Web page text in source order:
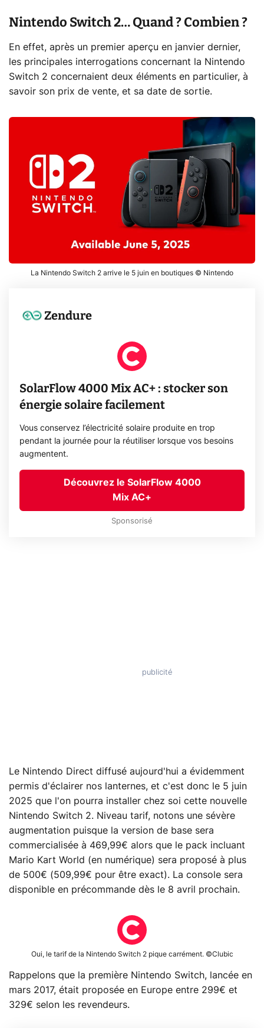
Nintendo Switch 2… Quand ? Combien ?
En effet, après un premier aperçu en janvier dernier,
les principales interrogations concernant la Nintendo
Switch 2 concernaient deux éléments en particulier, à
savoir son prix de vente, et sa date de sortie.
La Nintendo Switch 2 arrive le 5 juin en boutiques © Nintendo
Zendure
SolarFlow 4000 Mix AC+ : stocker son
énergie solaire facilement
Vous conservez l’électricité solaire produite en trop
pendant la journée pour la réutiliser lorsque vos besoins
augmentent.
Découvrez le SolarFlow 4000
Mix AC+
Sponsorisé
Le Nintendo Direct diffusé aujourd'hui a évidemment
permis d'éclairer nos lanternes, et c'est donc le 5 juin
2025 que l'on pourra installer chez soi cette nouvelle
Nintendo Switch 2. Niveau tarif, notons une sévère
augmentation puisque la version de base sera
commercialisée à 469,99€ alors que le pack incluant
Mario Kart World (en numérique) sera proposé à plus
de 500€ (509,99€ pour être exact). La console sera
disponible en précommande dès le 8 avril prochain.
Oui, le tarif de la Nintendo Switch 2 pique carrément. ©Clubic
Rappelons que la première Nintendo Switch, lancée en
mars 2017, était proposée en Europe entre 299€ et
329€ selon les revendeurs.